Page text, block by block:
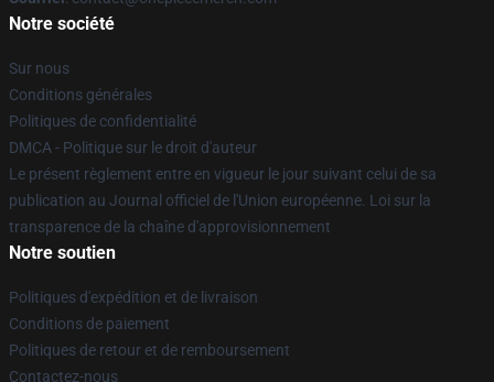
Notre société
Sur nous
Conditions générales
Politiques de confidentialité
DMCA - Politique sur le droit d'auteur
Le présent règlement entre en vigueur le jour suivant celui de sa
publication au Journal officiel de l'Union européenne. Loi sur la
transparence de la chaîne d'approvisionnement
Notre soutien
Politiques d'expédition et de livraison
Conditions de paiement
Politiques de retour et de remboursement
Contactez-nous